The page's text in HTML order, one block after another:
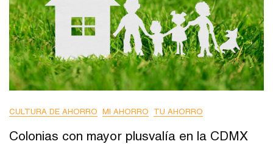
CULTURA DE AHORRO MI AHORRO TU AHORRO
Colonias con mayor plusvalía en la CDMX